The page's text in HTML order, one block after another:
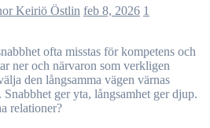
Keiriö Östlin feb 8, 2026 1
ner och närvaron som verkligen
den långsamma vägen värnas
ger yta, långsamhet ger djup.
relationer?